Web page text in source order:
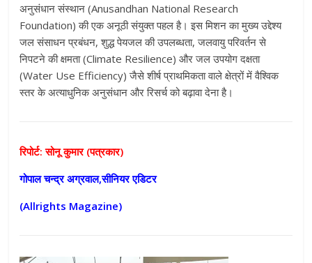
अनुसंधान संस्थान (Anusandhan National Research
Foundation) की एक अनूठी संयुक्त पहल है। इस मिशन का मुख्य उद्देश्य
जल संसाधन प्रबंधन, शुद्ध पेयजल की उपलब्धता, जलवायु परिवर्तन से
निपटने की क्षमता (Climate Resilience) और जल उपयोग दक्षता
(Water Use Efficiency) जैसे शीर्ष प्राथमिकता वाले क्षेत्रों में वैश्विक
स्तर के अत्याधुनिक अनुसंधान और रिसर्च को बढ़ावा देना है।
रिपोर्ट: सोनू कुमार (पत्रकार)
गोपाल चन्द्र अग्रवाल,सीनियर एडिटर
(Allrights Magazine)